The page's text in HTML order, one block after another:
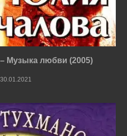
Музыка любви (2005)
30.01.2021